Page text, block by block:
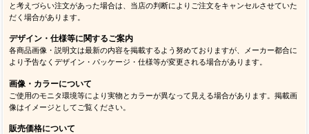
と考えづらい注文があった場合は、当店の判断によりご注文をキャンセルさせていた
だく場合があります。
デザイン・仕様等に関するご案内
各商品画像・説明文は最新の内容を掲載するよう努めておりますが、メーカー都合に
より予告なくデザイン・パッケージ・仕様等が変更される場合があります。
画像・カラーについて
ご使用のモニタ環境等により実物とカラーが異なって見える場合があります。掲載画
像はイメージとしてご覧ください。
販売価格について